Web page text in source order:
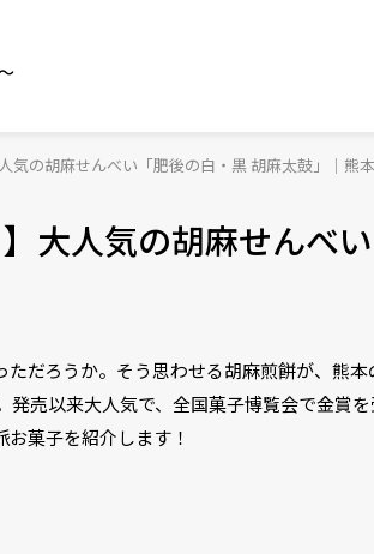
気の胡麻せんべい「肥後の白・黒 胡麻太鼓」｜熊
大人気の胡麻せんべ
だろうか。そう思わせる胡麻煎餅が、熊
発売以来大人気で、全国菓子博覧会で金賞
菓子を紹介します！